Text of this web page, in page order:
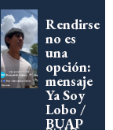
Rendirse
no es
una
opción:
mensaje
Ya Soy
Lobo /
BUAP